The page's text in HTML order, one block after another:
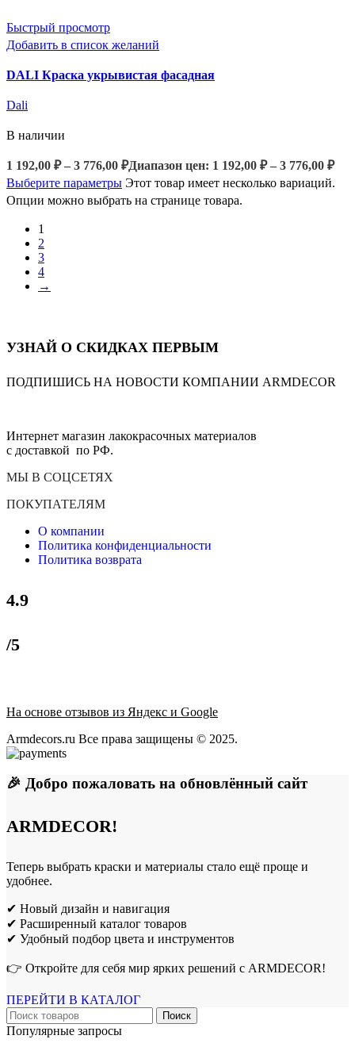
Быстрый просмотр
Добавить в список желаний
DALI Краска укрывистая фасадная
Dali
В наличии
1 192,00 ₽ – 3 776,00 ₽Диапазон цен: 1 192,00 ₽ – 3 776,00 ₽
Выберите параметры Этот товар имеет несколько вариаций.
Опции можно выбрать на странице товара.
1
2
3
4
→
УЗНАЙ О СКИДКАХ ПЕРВЫМ
ПОДПИШИСЬ НА НОВОСТИ КОМПАНИИ ARMDECOR
Интернет магазин лакокрасочных материалов
с доставкой по РФ.
МЫ В СОЦСЕТЯХ
ПОКУПАТЕЛЯМ
О компании
Политика конфиденциальности
Политика возврата
4.9
/5
На основе отзывов из Яндекс и Google
Armdecors.ru Все права защищены © 2025. ​
🎉 Добро пожаловать на обновлённый сайт
ARMDECOR!
Теперь выбрать краски и материалы стало ещё проще и
удобнее.
✔ Новый дизайн и навигация
✔ Расширенный каталог товаров
✔ Удобный подбор цвета и инструментов
👉 Откройте для себя мир ярких решений с ARMDECOR!
ПЕРЕЙТИ В КАТАЛОГ
Поиск
Популярные запросы